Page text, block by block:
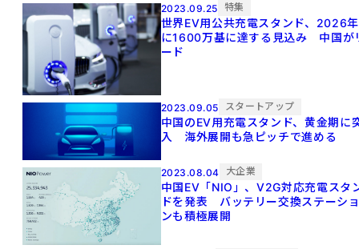
2023.09.25 特集
世界EV用公共充電スタンド、2026年
に1600万基に達する見込み 中国が
ード
2023.09.05 スタートアップ
中国のEV用充電スタンド、黄金期に
入 海外展開も急ピッチで進める
2023.08.04 大企業
中国EV「NIO」、V2G対応充電スタ
ドを発表 バッテリー交換ステーシ
ンも積極展開